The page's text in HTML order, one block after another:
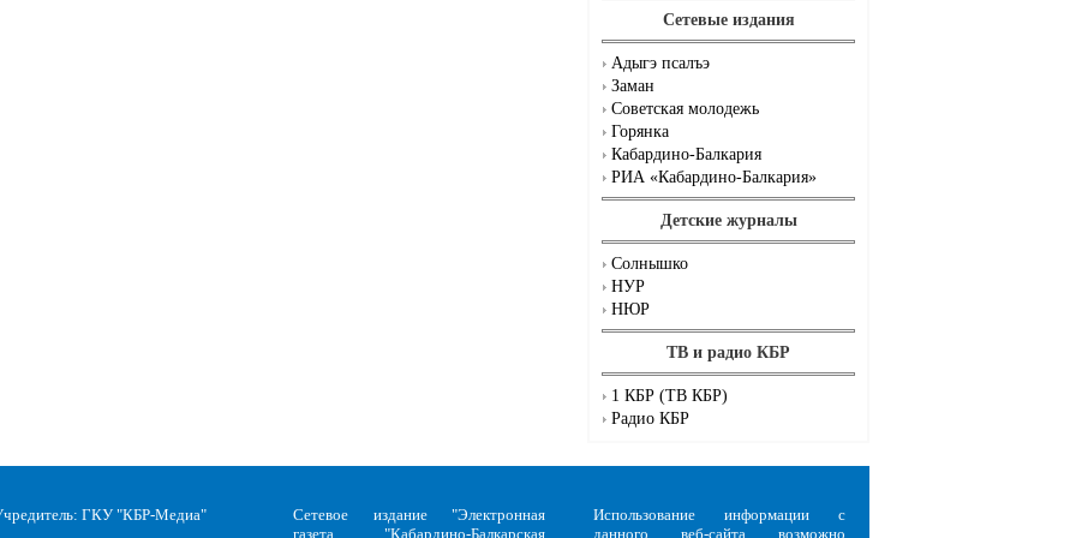
Сетевые издания
Адыгэ псалъэ
Заман
Советская молодежь
Горянка
Кабардино-Балкария
РИА «Кабардино-Балкария»
Детские журналы
Солнышко
НУР
НЮР
ТВ и радио КБР
1 КБР (ТВ КБР)
Радио КБР
ГКУ "КБР-Медиа"
Сетевое издание "Электронная
газета "Кабардино-Балкарская
Использование информации с
данного веб-сайта возможно